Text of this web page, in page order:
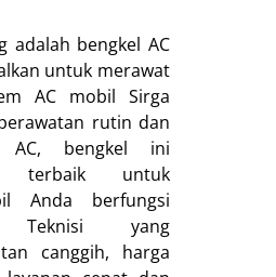
adalah bengkel AC
untuk merawat
AC mobil Sirga
rutin dan
AC, bengkel ini
terbaik untuk
Anda berfungsi
Teknisi yang
canggih, harga